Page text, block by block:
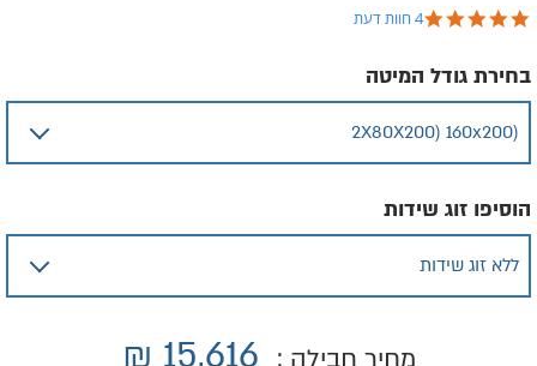
5.0 star rating
4 חוות דעת
בחירת גודל המיטה
הוסיפו זוג שידות
15,616
₪